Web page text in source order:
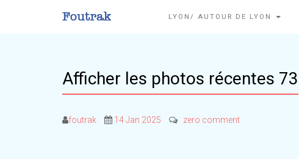
LYON/ AUTOUR DE LYON
Afficher les photos récentes 73
foutrak 14 Jan 2025 zero comment